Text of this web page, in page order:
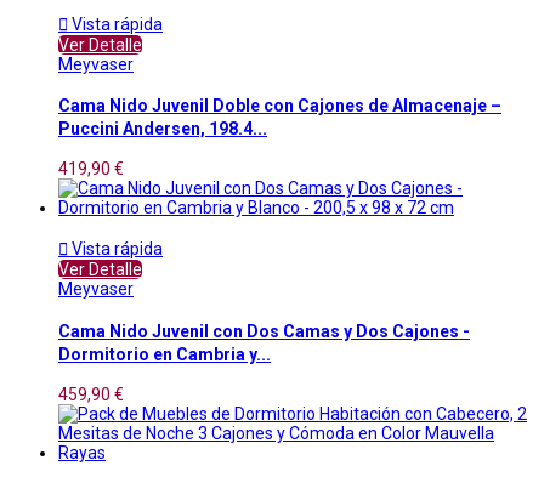
 Vista rápida
Ver Detalle
Meyvaser
Cama Nido Juvenil Doble con Cajones de Almacenaje –
Puccini Andersen, 198.4...
419,90 €
 Vista rápida
Ver Detalle
Meyvaser
Cama Nido Juvenil con Dos Camas y Dos Cajones -
Dormitorio en Cambria y...
459,90 €